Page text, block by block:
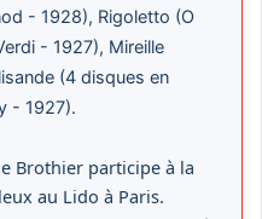
- 1928), Rigoletto (O
- 1927), Mireille
(4 disques en
- 1927).
Brothier participe à la
au Lido à Paris.